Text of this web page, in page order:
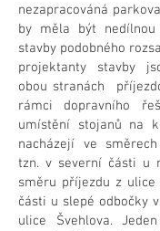
nezapracováná
by měla být nedílnou
stavby podobného
projektanty stavby
obou stranách
rámci dopravního
umístění stojanů na
nacházejí ve
tzn. v severní části u
směru příjezdu z
části u slepé odbočky
ulice Švehlova.